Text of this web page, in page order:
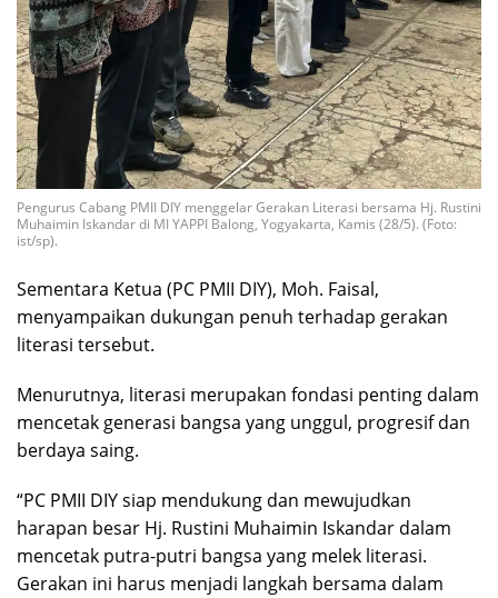
Pengurus Cabang PMII DIY menggelar Gerakan Literasi bersama Hj. Rustini
Muhaimin Iskandar di MI YAPPI Balong, Yogyakarta, Kamis (28/5). (Foto:
ist/sp).
Sementara Ketua (PC PMII DIY), Moh. Faisal,
menyampaikan dukungan penuh terhadap gerakan
literasi tersebut.
Menurutnya, literasi merupakan fondasi penting dalam
mencetak generasi bangsa yang unggul, progresif dan
berdaya saing.
“PC PMII DIY siap mendukung dan mewujudkan
harapan besar Hj. Rustini Muhaimin Iskandar dalam
mencetak putra-putri bangsa yang melek literasi.
Gerakan ini harus menjadi langkah bersama dalam